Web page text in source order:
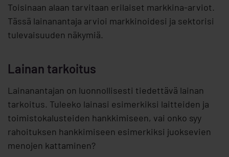
Toisinaan alaan tarvitaan erilaiset markkina-arviot.
Tässä lainanantaja arvioi markkinoidesi ja sektorisi
tulevaisuuden näkymiä.
Lainan tarkoitus
Lainanantajan on luonnollisesti tiedettävä lainan
tarkoitus. Tuleeko lainasi esimerkiksi laitteiden ja
toimistokalusteiden hankkimiseen, vai onko syy
rahoituksen hankkimiseen esimerkiksi juoksevien
menojen kattaminen?